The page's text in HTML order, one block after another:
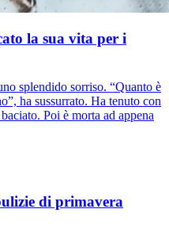
la sua vita per i
splendido sorriso. “Quanto è
ha sussurrato. Ha tenuto con
Poi è morta ad appena
di primavera